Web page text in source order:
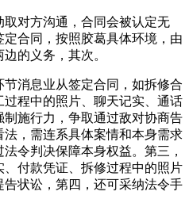
对方沟通，合同会被认定无
合同，按照胶葛具体环境，由
的义务，其次。
消息业从签定合同，如拆修合
程中的照片、聊天记实、通话
施行力，争取通过敌对协商告
，需连系具体案情和本身需求
令判决保障本身权益。第三，
付款凭证、拆修过程中的照片
状讼，第四，还可采纳法令手